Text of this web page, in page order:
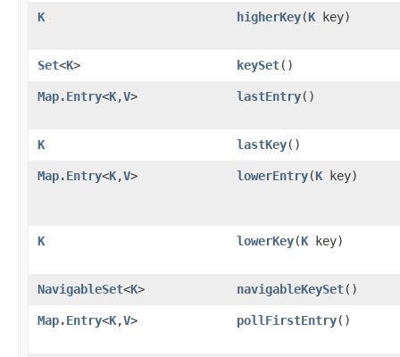
K higherKey(K key)
Set<K> keySet()
Map.Entry<K,V> lastEntry()
K lastKey()
Map.Entry<K,V> lowerEntry(K key)
K lowerKey(K key)
NavigableSet<K> navigableKeySet()
Map.Entry<K,V> pollFirstEntry()